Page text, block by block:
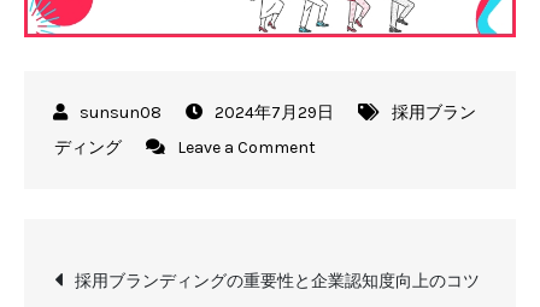
2024年7月29日
採用ブラン
ディング
Leave a Comment
ル
投
採用ブランディングの重要性と企業認知度向上のコツ